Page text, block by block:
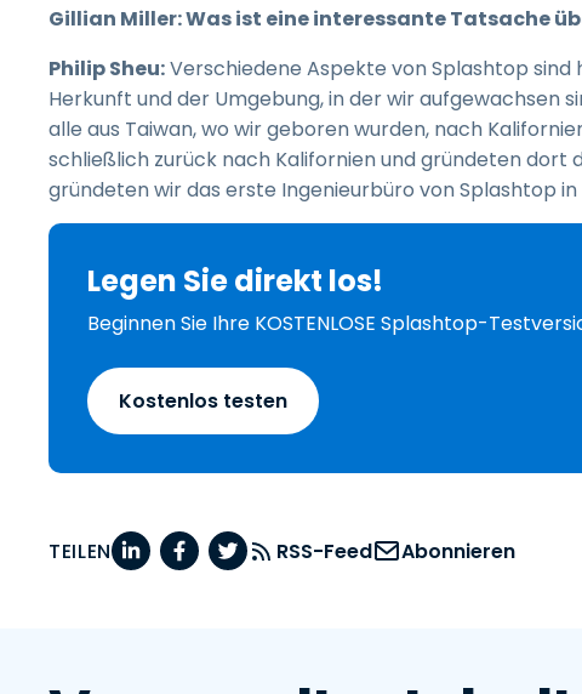
Gillian Miller: Was ist eine interessante Tatsache
Philip Sheu:Verschiedene Aspekte von Splashtop
Herkunft und der Umgebung, in der wir aufgewachsen
alle aus Taiwan, wo wir geboren wurden, nach
schließlich zurück nach Kalifornien und gründeten dort
gründeten wir das erste Ingenieurbüro von Splashtop
Legen Sie direkt los!
Beginnen Sie Ihre KOSTENLOSE Splashtop-
Kostenlos testen
TEILEN RSS-Feed Abonnieren